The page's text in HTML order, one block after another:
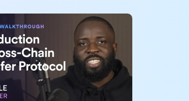
Wallets
Securely Between Blockchains – An Introduction |